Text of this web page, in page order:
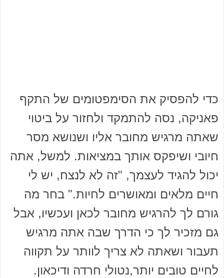
כדי להפסיק את הסימפטומים של התקף
פאניקה, נסה להתמקד ולחזור על ביטוי
שאתה מרגיש מחובר אליו ושנושא מסר
חיובי ושיפקס אותך במציאות. למשל, אתה
יכול להגיד לעצמך, "זה לא לנצח, יש לי
חיים מלאים ומאושרים לחיות." בחר מה
גורם לך להרגיש מחובר לכאן ועכשיו, אבל
גם מזכיר לך כי הדרך שבה אתה מרגיש
תעבור ושאתה לא צריך לוותר על תקווה
לחיים טובים יותר,נטולי חרדה ודיכאון.